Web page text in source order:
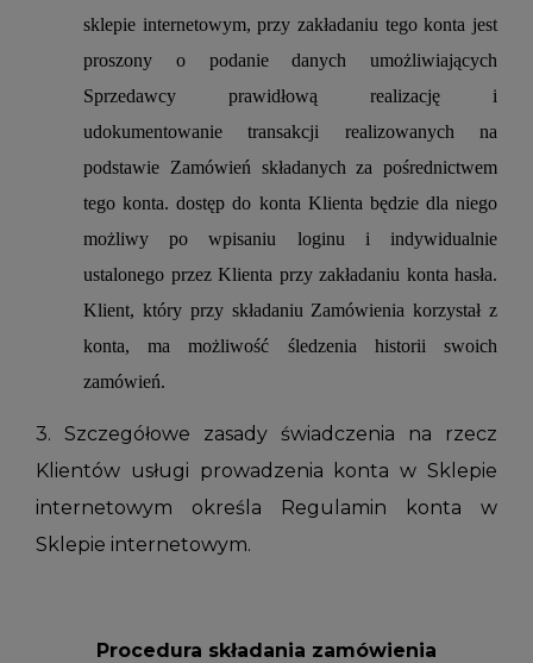
sklepie internetowym, przy zakładaniu tego konta jest
proszony o podanie danych umożliwiających
Sprzedawcy prawidłową realizację i
udokumentowanie transakcji realizowanych na
podstawie Zamówień składanych za pośrednictwem
tego konta. dostęp do konta Klienta będzie dla niego
możliwy po wpisaniu loginu i indywidualnie
ustalonego przez Klienta przy zakładaniu konta hasła.
Klient, który przy składaniu Zamówienia korzystał z
konta, ma możliwość śledzenia historii swoich
zamówień.
3. Szczegółowe zasady świadczenia na rzecz
Klientów usługi prowadzenia konta w Sklepie
internetowym określa Regulamin konta w
Sklepie internetowym.
Procedura składania zamówienia